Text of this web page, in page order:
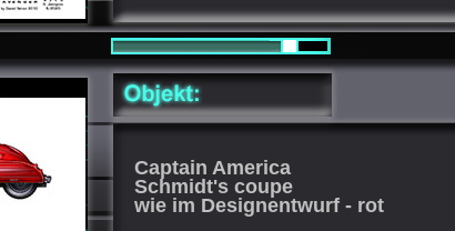
Captain America
Schmidt's coupe
wie im Designentwurf - rot